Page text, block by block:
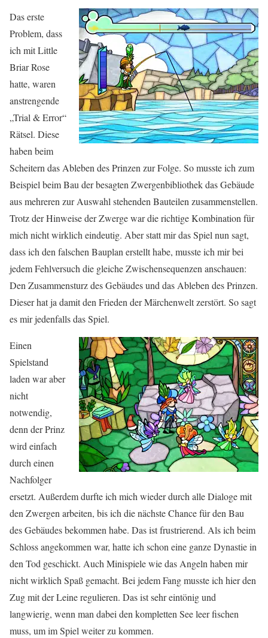
Das erste
Problem, dass
ich mit Little
Briar Rose
hatte, waren
anstrengende
„Trial & Error“
Rätsel. Diese
haben beim
Scheitern das Ableben des Prinzen zur Folge. So musste ich zum
Beispiel beim Bau der besagten Zwergenbibliothek das Gebäude
aus mehreren zur Auswahl stehenden Bauteilen zusammenstellen.
Trotz der Hinweise der Zwerge war die richtige Kombination für
mich nicht wirklich eindeutig. Aber statt mir das Spiel nun sagt,
dass ich den falschen Bauplan erstellt habe, musste ich mir bei
jedem Fehlversuch die gleiche Zwischensequenzen anschauen:
Den Zusammensturz des Gebäudes und das Ableben des Prinzen.
Dieser hat ja damit den Frieden der Märchenwelt zerstört. So sagt
es mir jedenfalls das Spiel.
Einen
Spielstand
laden war aber
nicht
notwendig,
denn der Prinz
wird einfach
durch einen
Nachfolger
ersetzt. Außerdem durfte ich mich wieder durch alle Dialoge mit
den Zwergen arbeiten, bis ich die nächste Chance für den Bau
des Gebäudes bekommen habe. Das ist frustrierend. Als ich beim
Schloss angekommen war, hatte ich schon eine ganze Dynastie in
den Tod geschickt. Auch Minispiele wie das Angeln haben mir
nicht wirklich Spaß gemacht. Bei jedem Fang musste ich hier den
Zug mit der Leine regulieren. Das ist sehr eintönig und
langwierig, wenn man dabei den kompletten See leer fischen
muss, um im Spiel weiter zu kommen.